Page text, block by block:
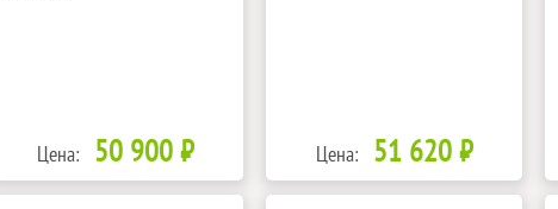
Цена: 50 900 ₽ Цена: 51 620 ₽